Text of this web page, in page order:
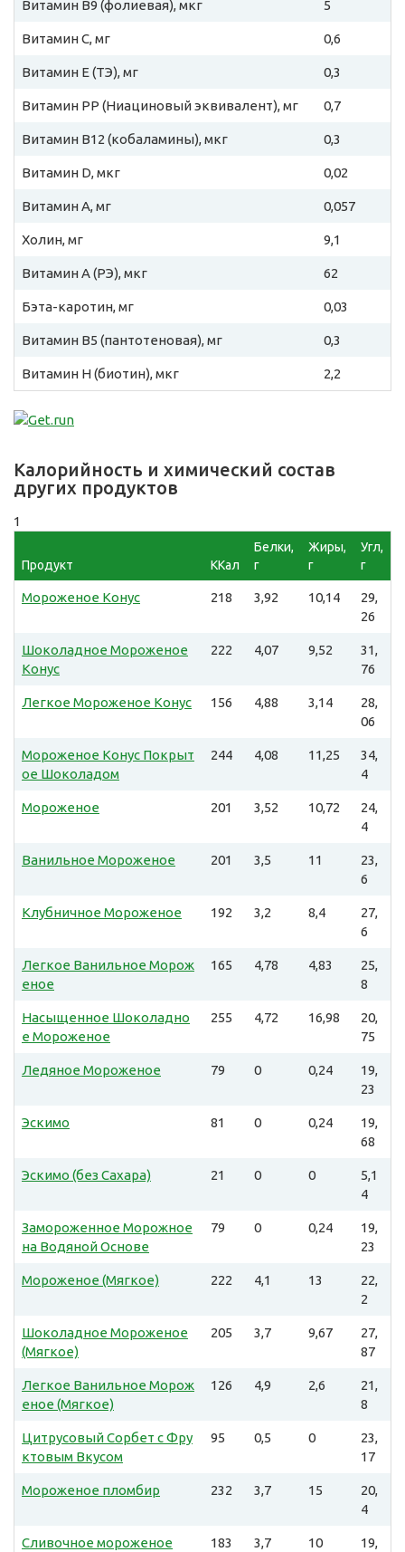
Витамин B9 (фолиевая), мкг 5
Витамин C, мг 0,6
Витамин E (ТЭ), мг 0,3
Витамин PP (Ниациновый эквивалент), мг 0,7
Витамин B12 (кобаламины), мкг 0,3
Витамин D, мкг 0,02
Витамин A, мг 0,057
Холин, мг 9,1
Витамин A (РЭ), мкг 62
Бэта-каротин, мг 0,03
Витамин B5 (пантотеновая), мг 0,3
Витамин H (биотин), мкг 2,2
Калорийность и химический состав
других продуктов
1
Продукт ККал
Белки,
г
Жиры,
г
Угл,
г
Мороженое Конус 218 3,92 10,14
29,
26
Шоколадное Мороженое
Конус
222 4,07 9,52
31,
76
Легкое Мороженое Конус 156 4,88 3,14
28,
06
Мороженое Конус Покрыт
ое Шоколадом
244 4,08 11,25
34,
4
Мороженое 201 3,52 10,72
24,
4
Ванильное Мороженое 201 3,5 11
23,
6
Клубничное Мороженое 192 3,2 8,4
27,
6
Легкое Ванильное Морож
еное
165 4,78 4,83
25,
8
Насыщенное Шоколадно
е Мороженое
255 4,72 16,98
20,
75
Ледяное Мороженое 79 0 0,24
19,
23
Эскимо 81 0 0,24
19,
68
Эскимо (без Сахара) 21 0 0
5,1
4
Замороженное Морожное
на Водяной Основе
79 0 0,24
19,
23
Мороженое (Мягкое) 222 4,1 13
22,
2
Шоколадное Мороженое
(Мягкое)
205 3,7 9,67
27,
87
Легкое Ванильное Морож
еное (Мягкое)
126 4,9 2,6
21,
8
Цитрусовый Сорбет с Фру
ктовым Вкусом
95 0,5 0
23,
17
Мороженое пломбир 232 3,7 15
20,
4
Сливочное мороженое 183 3,7 10
19,